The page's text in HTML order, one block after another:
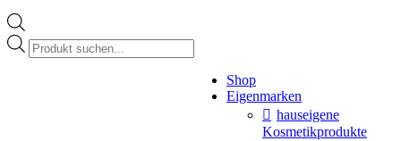
Products
search
Shop
Eigenmarken
hauseigene
Kosmetikprodukte